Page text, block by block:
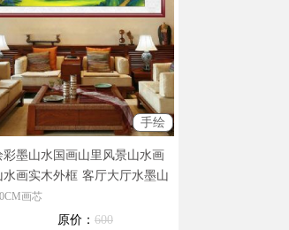
手绘
彩墨山水国画山里风景山水画
水画实木外框 客厅大厅水墨山
画芯
原价： 600